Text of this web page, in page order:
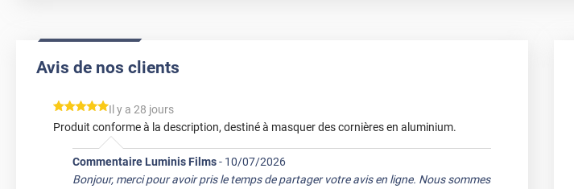
Avis de nos clients
*****
Il y a 28 jours
Produit conforme à la description, destiné à masquer des cornières en aluminium.
Commentaire Luminis Films- 10/07/2026
Bonjour, merci pour avoir pris le temps de partager votre avis en ligne. Nous sommes